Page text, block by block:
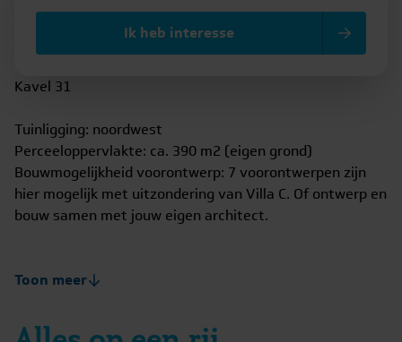
Ik heb interesse
Kavel 31
Tuinligging: noordwest
Perceeloppervlakte: ca. 390 m2 (eigen grond)
Bouwmogelijkheid voorontwerp: 7 voorontwerpen zijn
hier mogelijk met uitzondering van Villa C. Of ontwerp en
bouw samen met jouw eigen architect.
Toon meer